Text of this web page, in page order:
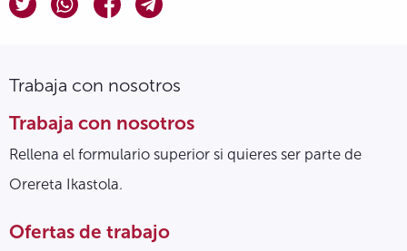
Trabaja con nosotros
Trabaja con nosotros
Rellena el formulario superior si quieres ser parte de
Orereta Ikastola.
Ofertas de trabajo